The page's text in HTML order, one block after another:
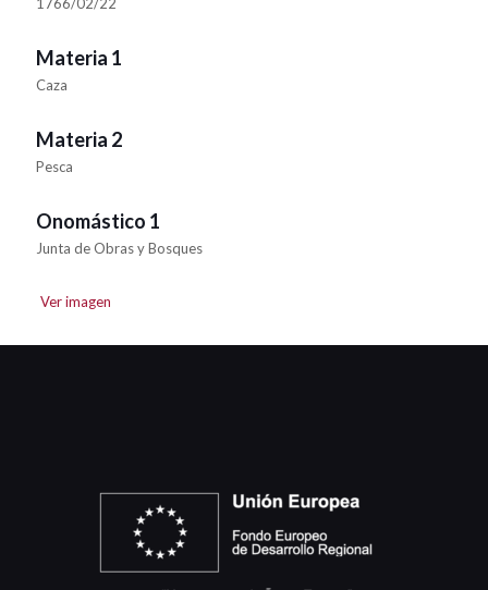
Materia 1
Caza
Materia 2
Pesca
Onomástico 1
Junta de Obras y Bosques
Ver imagen